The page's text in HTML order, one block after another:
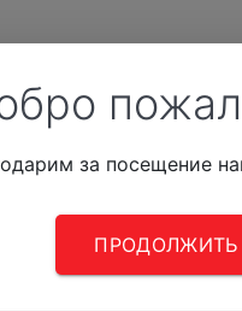
за посещение
ПРОДОЛЖИТЬ